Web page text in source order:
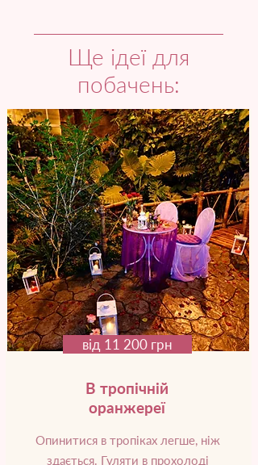
Ще ідеї для
побачень:
від 11 200 грн
В тропічній
оранжереї
Опинитися в тропіках легше, ніж
здається. Гуляти в прохолоді